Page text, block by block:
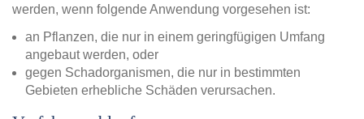
werden, wenn folgende Anwendung vorgesehen ist:
an Pflanzen, die nur in einem geringfügigen Umfang
angebaut werden, oder
gegen Schadorganismen, die nur in bestimmten
Gebieten erhebliche Schäden verursachen.